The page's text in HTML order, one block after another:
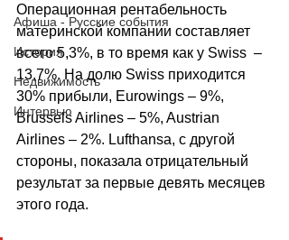
Афиша - Русские события
История
Недвижимость
Интервью
Операционная рентабельность
материнской компании составляет
всего 5,3%, в то время как у Swiss –
13,7%. На долю Swiss приходится
30% прибыли, Eurowings – 9%,
Brussels Airlines – 5%, Austrian
Airlines – 2%. Lufthansa, с другой
стороны, показала отрицательный
результат за первые девять месяцев
этого года.